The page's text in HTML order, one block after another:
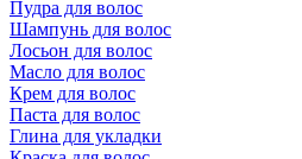
Пудра для волос
Шампунь для волос
Лосьон для волос
Масло для волос
Крем для волос
Паста для волос
Глина для укладки